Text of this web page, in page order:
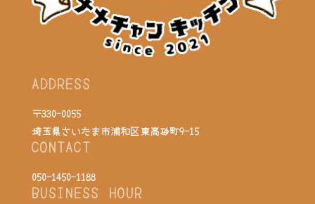
ADDRESS
〒330-0055
埼玉県さいたま市浦和区東高砂町9-15
CONTACT
050-1450-1188
BUSINESS HOUR